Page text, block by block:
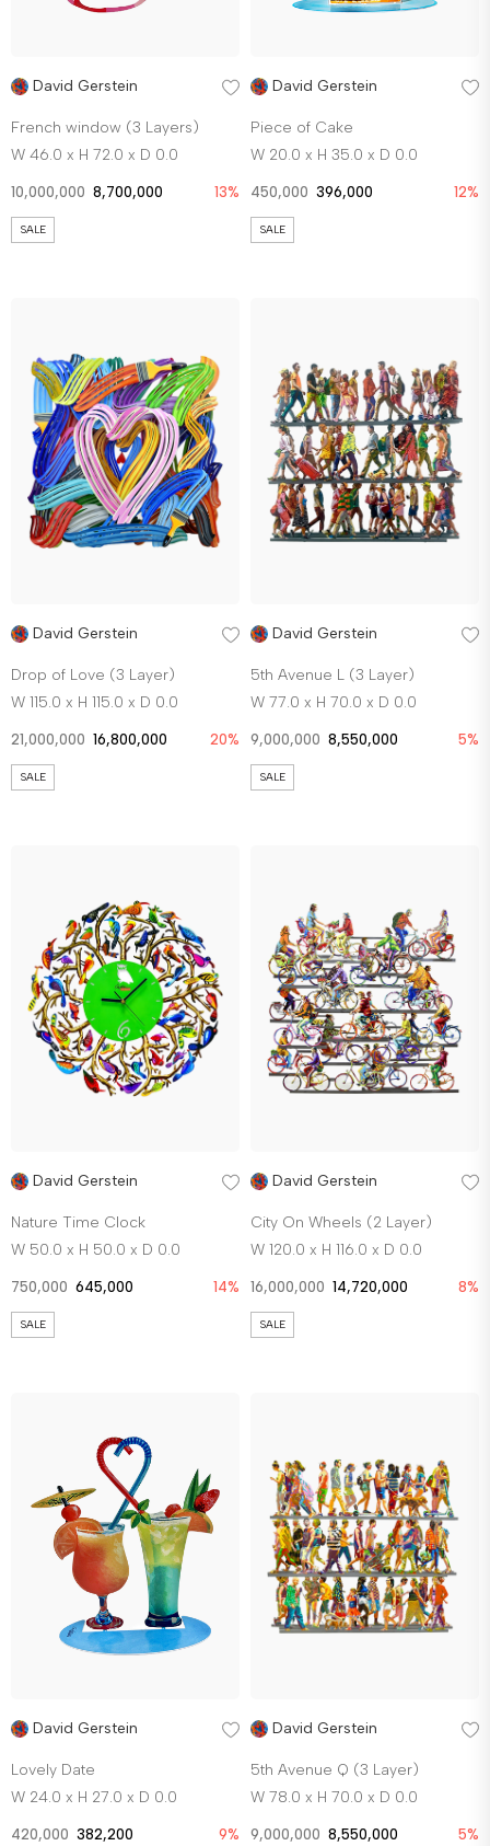
David Gerstein
French window (3 Layers)
W 46.0 x H 72.0 x D 0.0
10,000,000 8,700,000 13%
SALE
David Gerstein
Piece of Cake
W 20.0 x H 35.0 x D 0.0
450,000 396,000 12%
SALE
David Gerstein
Drop of Love (3 Layer)
W 115.0 x H 115.0 x D 0.0
21,000,000 16,800,000 20%
SALE
David Gerstein
5th Avenue L (3 Layer)
W 77.0 x H 70.0 x D 0.0
9,000,000 8,550,000 5%
SALE
David Gerstein
Nature Time Clock
W 50.0 x H 50.0 x D 0.0
750,000 645,000 14%
SALE
David Gerstein
City On Wheels (2 Layer)
W 120.0 x H 116.0 x D 0.0
16,000,000 14,720,000 8%
SALE
David Gerstein
Lovely Date
W 24.0 x H 27.0 x D 0.0
420,000 382,200 9%
David Gerstein
5th Avenue Q (3 Layer)
W 78.0 x H 70.0 x D 0.0
9,000,000 8,550,000 5%